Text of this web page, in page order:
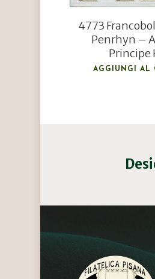
4773
Penrhyn –
Principe
AGGIUNGI AL